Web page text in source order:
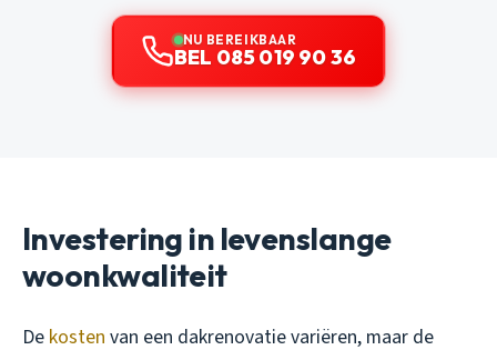
NU BEREIKBAAR
BEL 085 019 90 36
Investering in levenslange
woonkwaliteit
De kosten van een dakrenovatie variëren, maar de